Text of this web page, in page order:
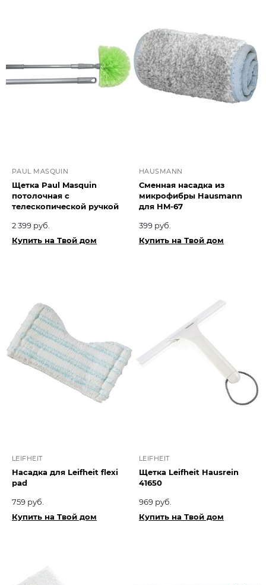
PAUL MASQUIN
Щетка Paul Masquin
потолочная с
телескопической ручкой
2 399 руб.
Купить на Твой дом
HAUSMANN
Сменная насадка из
микрофибры Hausmann
для HM-67
399 руб.
Купить на Твой дом
LEIFHEIT
Насадка для Leifheit flexi
pad
759 руб.
Купить на Твой дом
LEIFHEIT
Щетка Leifheit Hausrein
41650
969 руб.
Купить на Твой дом